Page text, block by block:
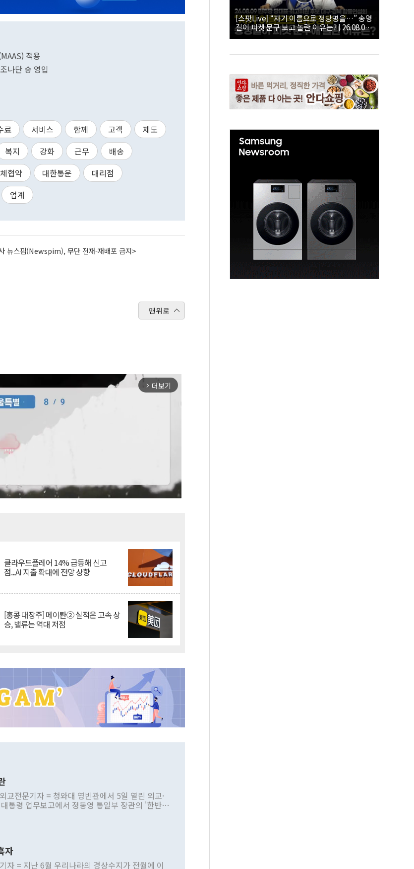
적용
나단 송 영입
료 서비스 함께 고객
제도
복지 강화 근무
배송
협약 대한통운
대리점
업계
뉴스핌(Newspim), 무단 전재-재배포 금지>
맨위로
arrow_forward_ios 더보기
클라우드플레어 14% 급등해 신고
점...AI 지출 확대에 전망 상향
[홍콩 대장주] 메이퇀② 실적은 고속 상
승, 밸류는 역대 저점
교전문기자 = 청와대 영빈관에서 5일 열린 외교·
통령 업무보고에서 정동영 통일부 장관의 '한반도
을 거치지 않은 사안을 정책으로 추진하겠다고 공
현실적 구상'이라는 비판을 내놨다. 그동안 정 장
이 물의를 빚은 적은 여러 번 있지만 대통령과 유
자
자 = 지난 6월 우리나라의 경상수지가 전월에 이
[스팟Live] “자기 이름으로 정당명을…” 송영
길이 피켓 문구 보고 놀란 이유는? | 26.08.09
더불어민주당 당대표·최고위원 후보 대구·경